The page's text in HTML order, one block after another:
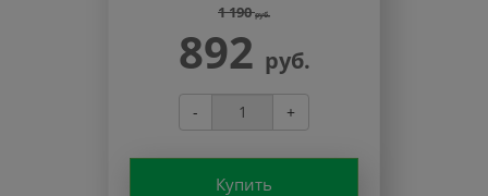
1 190руб.
892 руб.
- +
Купить